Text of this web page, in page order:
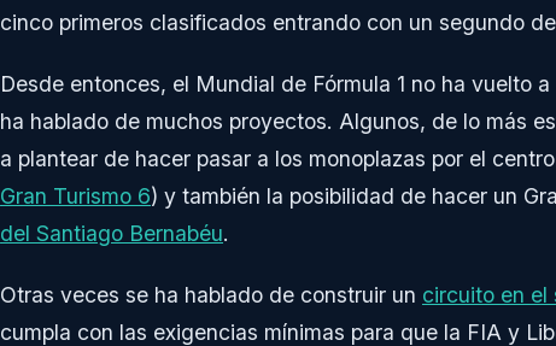
cinco primeros clasificados entrando con un segundo
Desde entonces, el Mundial de Fórmula 1 no ha vuelto
ha hablado de muchos proyectos. Algunos, de lo más
a plantear de hacer pasar a los monoplazas por el
Gran Turismo 6) y también la posibilidad de hacer un
del Santiago Bernabéu.
Otras veces se ha hablado de construir un circuito en el
cumpla con las exigencias mínimas para que la FIA y